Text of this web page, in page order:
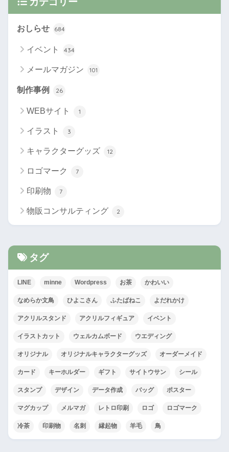
おしらせ 684
イベント 434
メールマガジン 101
制作事例 26
WEBサイト 1
イラスト 3
キャラクターグッズ 12
ロゴマーク 7
印刷物 7
物販コンサルティング 2
タグ
LINE minne Wordpress お茶 かわいい
なめらか文鳥 ひよこさん ふたばねこ よだれかけ
アクリルスタンド アクリルフィギュア イベント
イラストカット ウェルカムボード ウエディング
オリジナル オリジナルキャラクターグッズ オーダーメイド
カード キーホルダー ギフト サイトウサン シール
スタンプ デザイン データ作成 バッグ ポスター
マグカップ メルマガ レトロ印刷 ロゴ ロゴマーク
冷茶 印刷物 名刺 縁起物 羊毛 鳥